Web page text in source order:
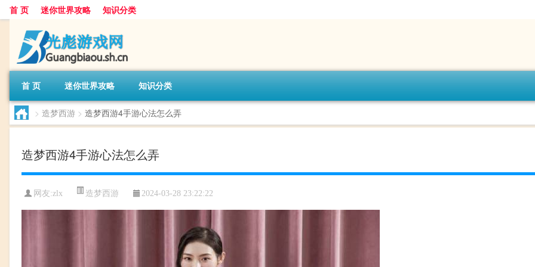
首 页 迷你世界攻略 知识分类
首 页 迷你世界攻略 知识分类
> 造梦西游 > 造梦西游4手游心法怎么弄
造梦西游4手游心法怎么弄
网友:zlx 造梦西游 2024-03-28 23:22:22